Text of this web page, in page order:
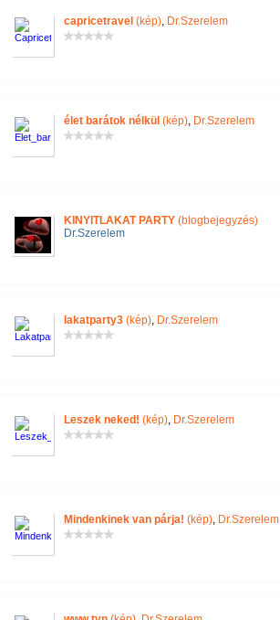
capricetravel (kép), Dr.Szerelem
élet barátok nélkül (kép), Dr.Szerelem
KINYITLAKAT PARTY(blogbejegyzés)
Dr.Szerelem
lakatparty3(kép), Dr.Szerelem
Leszek neked! (kép), Dr.Szerelem
Mindenkinek van párja! (kép), Dr.Szerelem